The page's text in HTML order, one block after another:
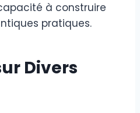
à construire
pratiques.
Divers